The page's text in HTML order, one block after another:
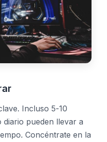
Incluso 5-10
diario pueden llevar a
Concéntrate en la